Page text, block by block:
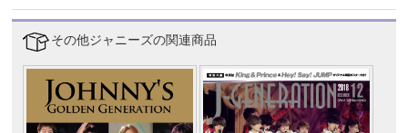
その他ジャニーズの関連商品